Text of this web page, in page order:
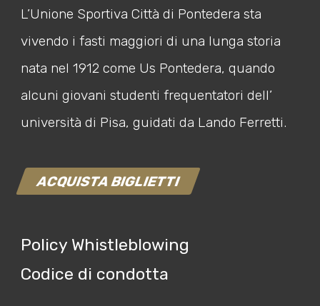
L’Unione Sportiva Città di Pontedera sta
vivendo i fasti maggiori di una lunga storia
nata nel 1912 come Us Pontedera, quando
alcuni giovani studenti frequentatori dell’
università di Pisa, guidati da Lando Ferretti.
ACQUISTA BIGLIETTI
Policy Whistleblowing
Codice di condotta